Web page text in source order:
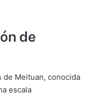
de
de Meituan, conocida
escala